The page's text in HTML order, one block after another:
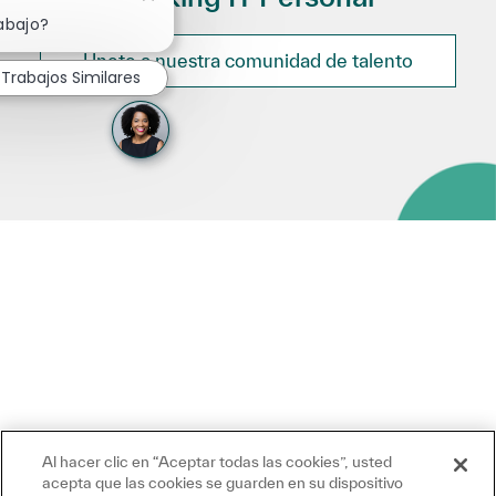
Únete a nuestra comunidad de talento
Trabajos Similares
Al hacer clic en “Aceptar todas las cookies”, usted
acepta que las cookies se guarden en su dispositivo